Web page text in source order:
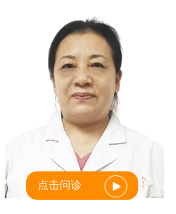
点击问诊